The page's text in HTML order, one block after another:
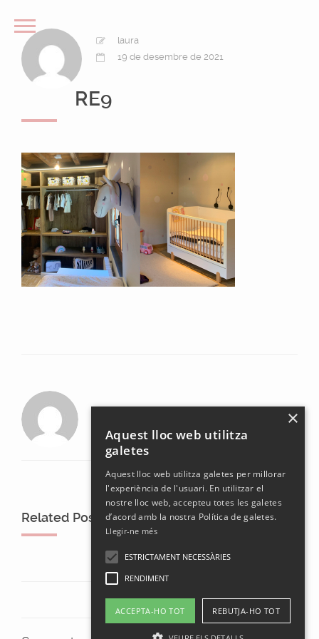
laura
19 de desembre de 2021
RE9
laura
Related Posts
×
Aquest lloc web utilitza
galetes
Aquest lloc web utilitza galetes per millorar
l'experiència de l'usuari. En utilitzar el
nostre lloc web, accepteu totes les galetes
d’acord amb la nostra Política de galetes.
Llegir-ne més
ESTRICTAMENT NECESSÀRIES
RENDIMENT
ACCEPTA-HO TOT REBUTJA-HO TOT